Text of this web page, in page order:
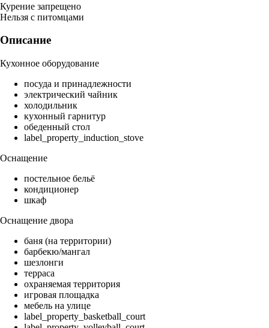
Курение запрещено
Нельзя с питомцами
Описание
Кухонное оборудование
посуда и принадлежности
электрический чайник
холодильник
кухонный гарнитур
обеденный стол
label_property_induction_stove
Оснащение
постельное бельё
кондиционер
шкаф
Оснащение двора
баня (на территории)
барбекю/мангал
шезлонги
терраса
охраняемая территория
игровая площадка
мебель на улице
label_property_basketball_court